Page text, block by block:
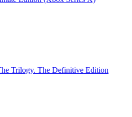
Trilogy. The Definitive Edition